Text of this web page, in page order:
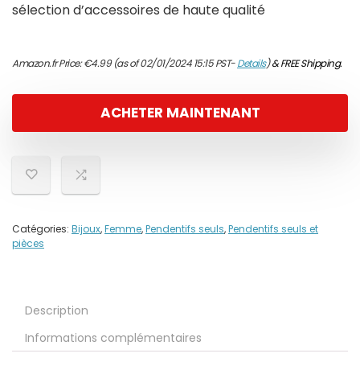
sélection d’accessoires de haute qualité
Amazon.fr Price:€4.99(as of 02/01/2024 15:15 PST-Details)&FREE Shipping.
ACHETER MAINTENANT
Catégories: Bijoux,Femme,Pendentifs seuls,Pendentifs seuls et
pièces
Description
Informations complémentaires